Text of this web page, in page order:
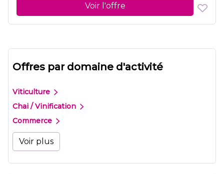
Voir l'offre
Offres par domaine d'activité
Viticulture
Chai / Vinification
Commerce
Voir plus